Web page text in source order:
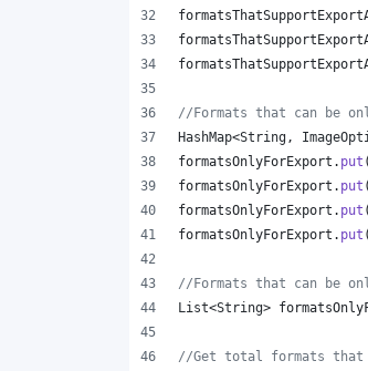
//Formats that can be
HashMap<String,
formatsOnlyForExport . put (
formatsOnlyForExport . put (
formatsOnlyForExport . put (
formatsOnlyForExport . put (
//Formats that can be
List<String>
//Get total formats that